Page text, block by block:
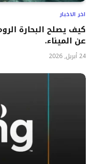
اخر الاخبار
كيف يصلح البحارة
عن الميناء.
24 أبريل, 2026